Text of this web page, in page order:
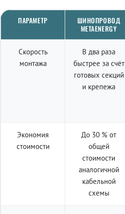
ПАРАМЕТР
ШИНОПРОВОД
METAENERGY
Скорость
монтажа
В два раза
быстрее за счёт
готовых секций
и крепежа
Экономия
стоимости
До 30 % от
общей
стоимости
аналогичной
кабельной
схемы